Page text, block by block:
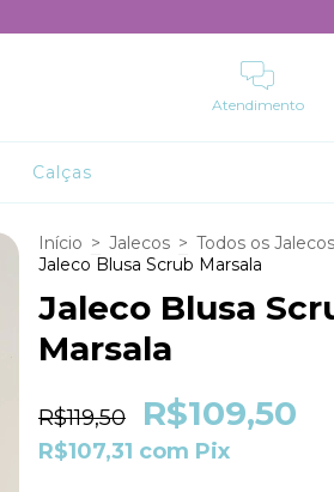
Atendimento
Calças
Início > Jalecos > Todos os Jalecos
Jaleco Blusa Scrub Marsala
Jaleco Blusa
Marsala
R$119,50 R$109,50
R$107,31 com Pix